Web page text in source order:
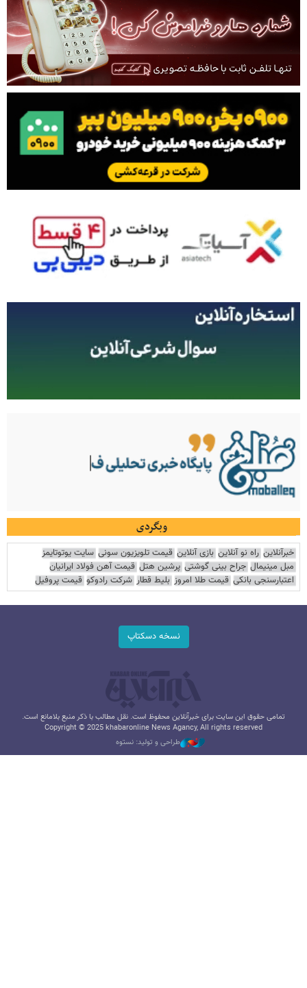
وبگردی
خبرآنلاین راه نو آنلاین بازی آنلاین قیمت تلویزیون سونی سایت یوتوتایمز
مبل مینیمال جراح بینی گوشتی پرشین هتل قیمت آهن فولاد ایرانیان
اعتبارسنجی بانکی قیمت طلا امروز بلیط قطار شرکت رادوکو قیمت پروفیل
نسخه دسکتاپ
تمامی حقوق این سایت برای خبرآنلاین محفوظ است. نقل مطالب با ذکر منبع بلامانع است.
Copyright © 2025 khabaronline News Agancy, All rights reserved
طراحی و تولید: نستوه